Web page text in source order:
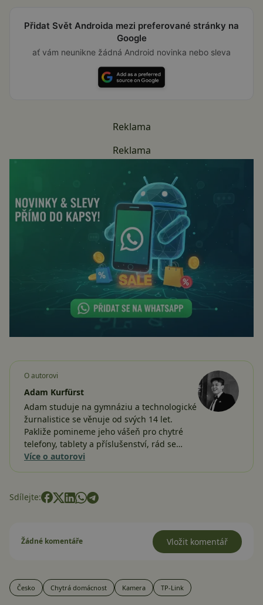
Přidat Svět Androida mezi preferované stránky na
Google
ať vám neunikne žádná Android novinka nebo sleva
Reklama
Reklama
O autorovi
Adam Kurfürst
Adam studuje na gymnáziu a technologické
žurnalistice se věnuje od svých 14 let.
Pakliže pomineme jeho vášeň pro chytré
telefony, tablety a příslušenství, rád se…
Více o autorovi
Sdílejte:
Žádné komentáře Vložit komentář
Česko Chytrá domácnost Kamera TP-Link